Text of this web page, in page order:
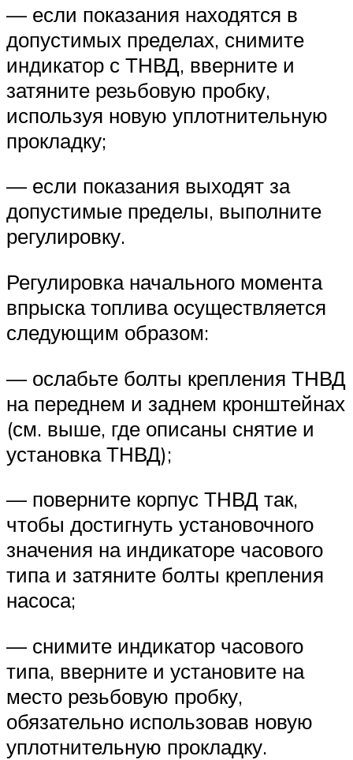
— если показания находятся в
допустимых пределах, снимите
индикатор с ТНВД, вверните и
затяните резьбовую пробку,
используя новую уплотнительную
прокладку;
— если показания выходят за
допустимые пределы, выполните
регулировку.
Регулировка начального момента
впрыска топлива осуществляется
следующим образом:
— ослабьте болты крепления ТНВД
на переднем и заднем кронштейнах
(см. выше, где описаны снятие и
установка ТНВД);
— поверните корпус ТНВД так,
чтобы достигнуть установочного
значения на индикаторе часового
типа и затяните болты крепления
насоса;
— снимите индикатор часового
типа, вверните и установите на
место резьбовую пробку,
обязательно использовав новую
уплотнительную прокладку.